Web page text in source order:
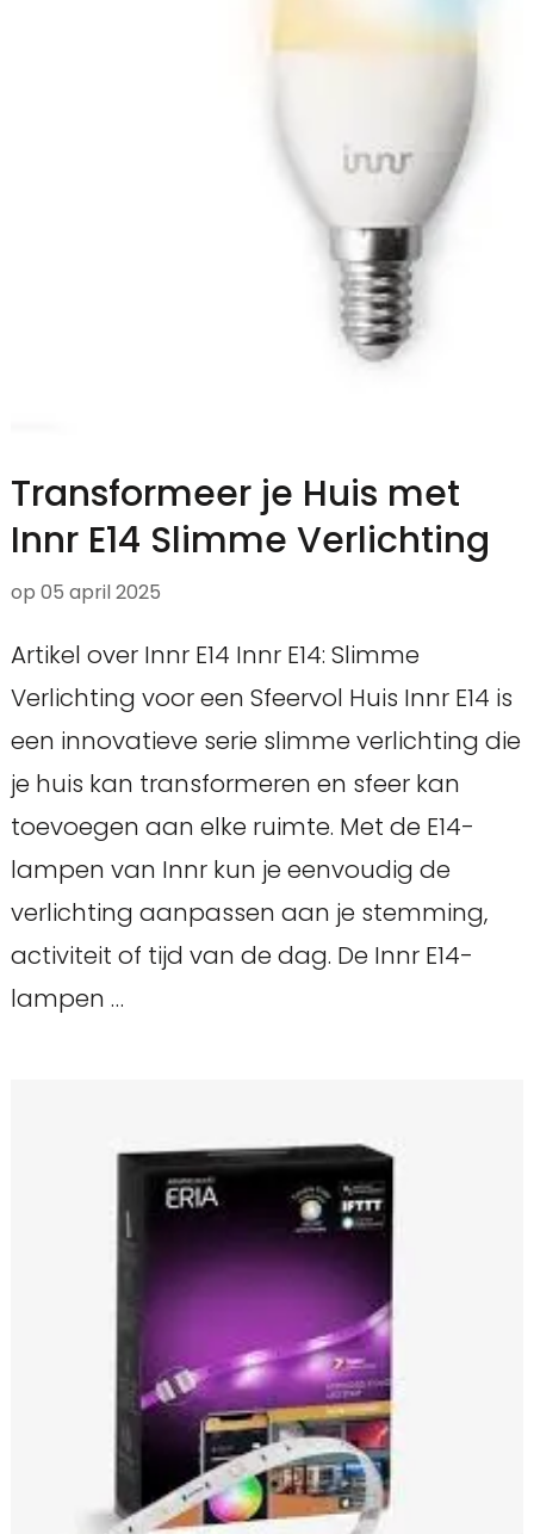
Transformeer je Huis met
Innr E14 Slimme Verlichting
op 05 april 2025
Artikel over Innr E14 Innr E14: Slimme
Verlichting voor een Sfeervol Huis Innr E14 is
een innovatieve serie slimme verlichting die
je huis kan transformeren en sfeer kan
toevoegen aan elke ruimte. Met de E14-
lampen van Innr kun je eenvoudig de
verlichting aanpassen aan je stemming,
activiteit of tijd van de dag. De Innr E14-
lampen …